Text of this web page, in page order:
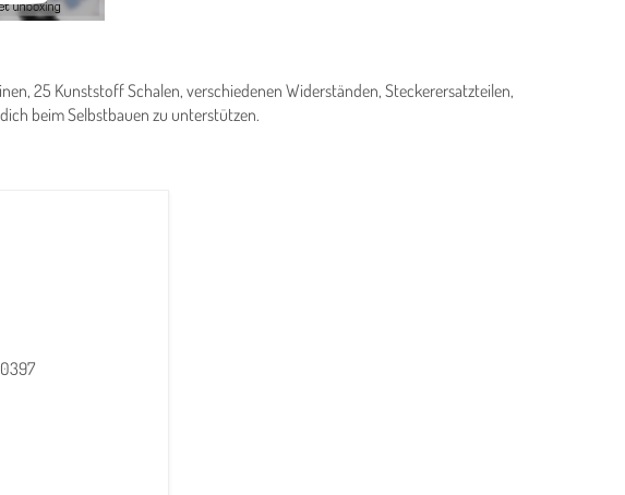
25 Kunststoff Schalen, verschiedenen Widerständen, Steckerersatzteilen,
beim Selbstbauen zu unterstützen.